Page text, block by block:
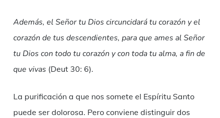
Además, el Señor tu Dios circuncidará tu corazón y el
corazón de tus descendientes, para que ames al Señor
tu Dios con todo tu corazón y con toda tu alma, a fin de
que vivas (Deut 30: 6).
La purificación a que nos somete el Espíritu Santo
puede ser dolorosa. Pero conviene distinguir dos